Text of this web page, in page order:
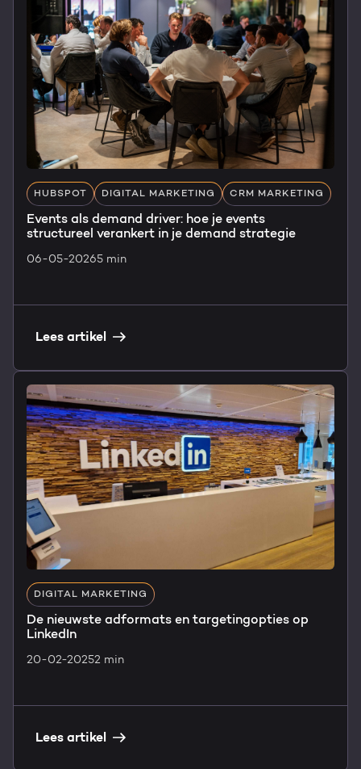
HUBSPOT DIGITAL MARKETING CRM MARKETING
Events als demand driver: hoe je events
structureel verankert in je demand strategie
06-05-20265 min
Lees artikel
DIGITAL MARKETING
De nieuwste adformats en targetingopties op
LinkedIn
20-02-20252 min
Lees artikel